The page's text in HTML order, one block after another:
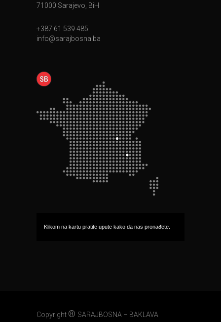
71000 Sarajevo, BiH
+387 61 539 485
info@sarajbosna.ba
Klikom na kartu pratite upute kako da nas pronađete.
Copyright ® SARAJBOSNA – BAKLAVA